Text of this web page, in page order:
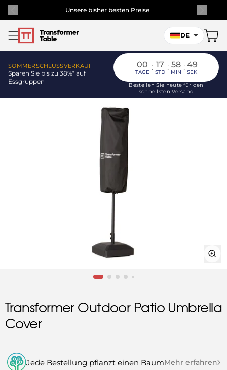
Unsere bisher besten Preise
DE
SOMMERSCHLUSSVERKAUF
Sparen Sie bis zu 38%* auf
Essgruppen
00
TAGE
: 17
STD
: 58
MIN
: 49
SEK
Bestellen Sie heute für den
schnellsten Versand
Transformer Outdoor Patio Umbrella
Cover
Jede Bestellung pflanzt einen BaumMehr erfahren